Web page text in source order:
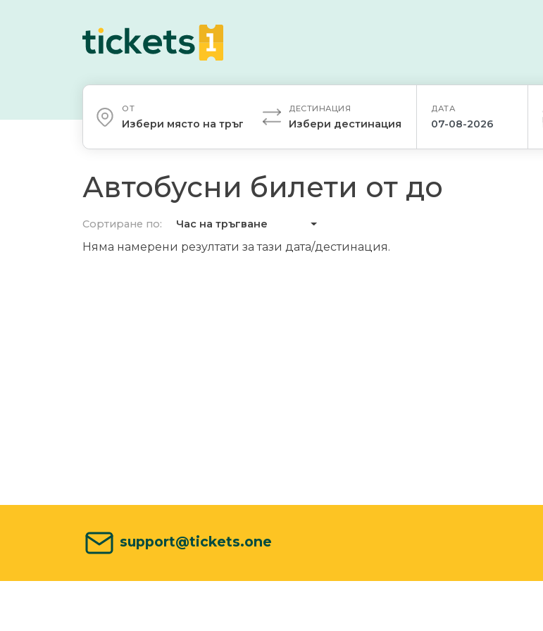
ОТ
Избери място на тръгване
ДЕСТИНАЦИЯ
Избери дестинация
ДАТА
Автобусни билети от до
Сортиране по: Час на тръгване
Няма намерени резултати за тази дата/дестинация.
support@tickets.one